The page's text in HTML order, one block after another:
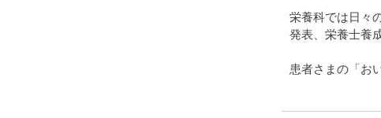
栄養科では日々
発表、栄養士養
患者さまの「お